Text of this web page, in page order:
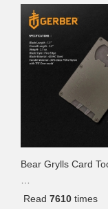
Bear Grylls Card
Read 7610 times